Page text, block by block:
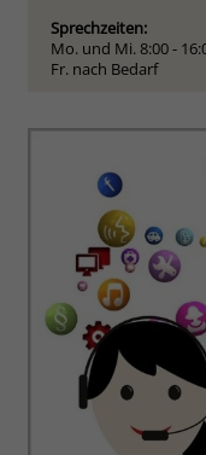
Sprechzeiten:
Mo. und Mi. 8:00 -
Fr. nach Bedarf